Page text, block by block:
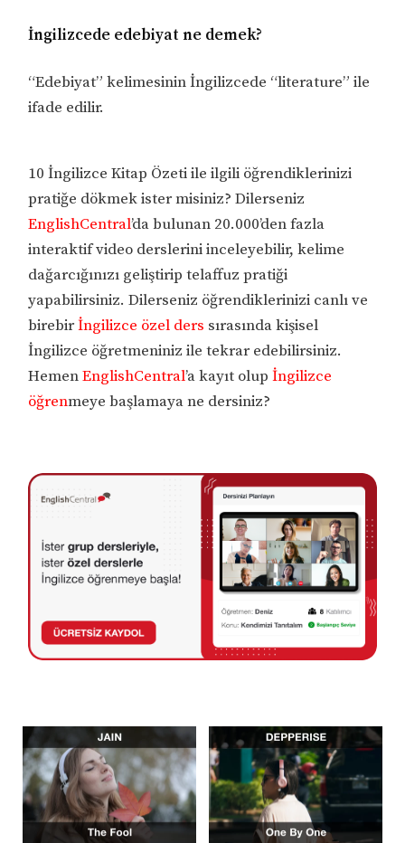
İngilizcede edebiyat ne demek?
“Edebiyat” kelimesinin İngilizcede “literature” ile
ifade edilir.
10 İngilizce Kitap Özeti ile ilgili öğrendiklerinizi
pratiğe dökmek ister misiniz? Dilerseniz
EnglishCentral’da bulunan 20.000’den fazla
interaktif video derslerini inceleyebilir, kelime
dağarcığınızı geliştirip telaffuz pratiği
yapabilirsiniz. Dilerseniz öğrendiklerinizi canlı ve
birebirİngilizce özel ders sırasında kişisel
İngilizce öğretmeniniz ile tekrar edebilirsiniz.
HemenEnglishCentral’a kayıt olupİngilizce
öğrenmeye başlamaya ne dersiniz?